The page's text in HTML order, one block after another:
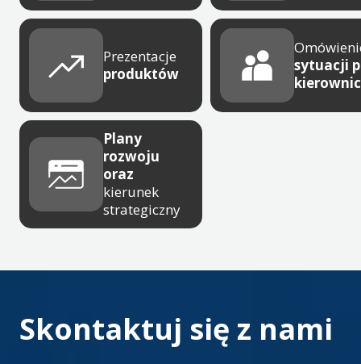
Prezentacje
produktów
sytuacji
Plany
rozwoju
oraz
kierunek
strategiczny
Skontaktuj się z nami